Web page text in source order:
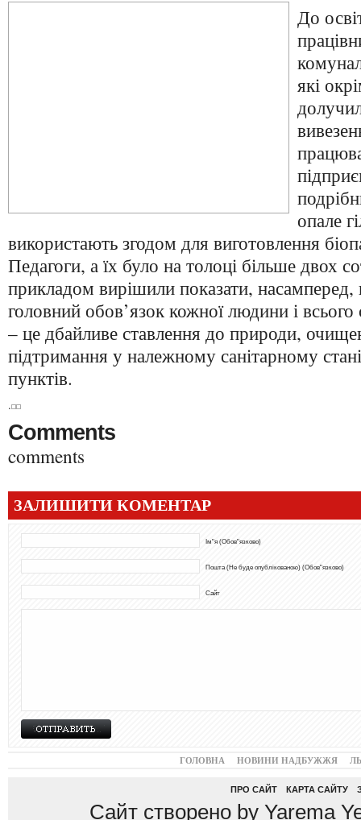
До
які
опале
використають згодом для виготовлення
Педагоги, а їх було на толоці більше двох
прикладом вирішили показати,
головний обов’язок кожної людини і всього
– це дбайливе ставлення до природи,
підтримання у належному санітарному
пунктів.
.
Comments
comments
ЗАЛИШИТИ КОМЕНТАР
Ім"я (Обов"язково)
Пошта (Не буде опублікованою) (Обов"язково)
Сайт
ГОЛОВНА НОВИНИ НАДБУЖЖЯ
ПРО САЙТ КАРТА САЙТУ
Сайт створено by Yarema